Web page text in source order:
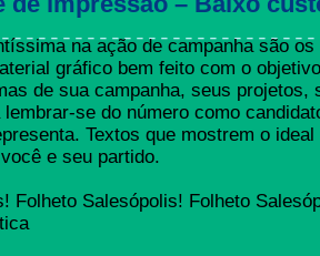
na ação de campanha são os
gráfico bem feito com o
de sua campanha, seus projetos,
se do número como
Textos que mostrem o ideal
e seu partido.
Folheto Salesópolis! Folheto